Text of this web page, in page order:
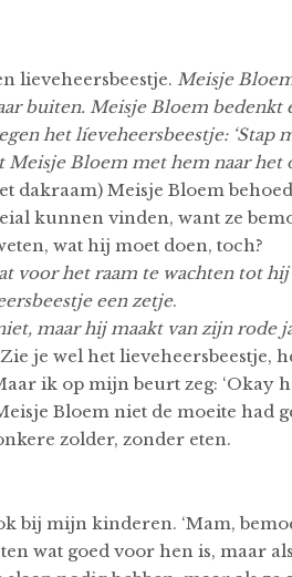
lieveheersbeestje. Meisje
buiten. Meisje Bloem bedenkt
het líeveheersbeestje: ‘Stap
Bloem met hem naar het
dakraam) Meisje Bloem
kunnen vinden, want ze
wat hij moet doen, toch?
voor het raam te wachten tot hij
een zetje.
maar hij maakt van zijn rode
Zie je wel het lieveheersbeestje,
ik op mijn beurt zeg: ‘Okay
Bloem niet de moeite had
zolder, zonder eten.
bij mijn kinderen. ‘Mam,
wat goed voor hen is, maar